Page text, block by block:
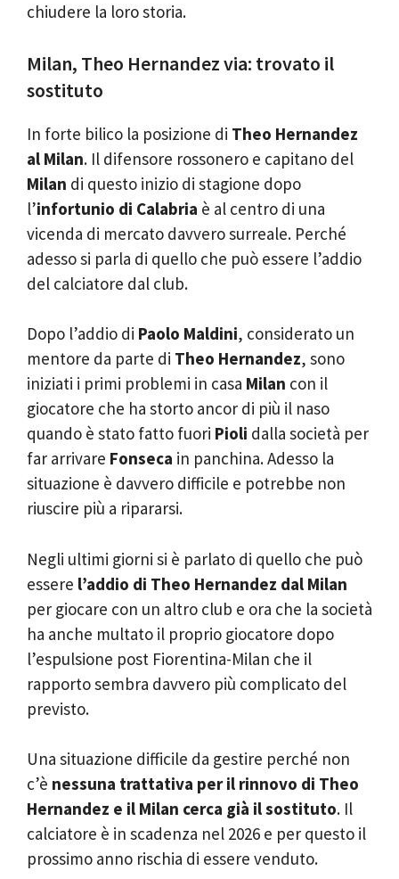
chiudere la loro storia.
Milan, Theo Hernandez via: trovato il
sostituto
In forte bilico la posizione di Theo Hernandez
al Milan. Il difensore rossonero e capitano del
Milan di questo inizio di stagione dopo
l’infortunio di Calabria è al centro di una
vicenda di mercato davvero surreale. Perché
adesso si parla di quello che può essere l’addio
del calciatore dal club.
Dopo l’addio di Paolo Maldini, considerato un
mentore da parte di Theo Hernandez, sono
iniziati i primi problemi in casa Milan con il
giocatore che ha storto ancor di più il naso
quando è stato fatto fuori Pioli dalla società per
far arrivare Fonseca in panchina. Adesso la
situazione è davvero difficile e potrebbe non
riuscire più a ripararsi.
Negli ultimi giorni si è parlato di quello che può
essere l’addio di Theo Hernandez dal Milan
per giocare con un altro club e ora che la società
ha anche multato il proprio giocatore dopo
l’espulsione post Fiorentina-Milan che il
rapporto sembra davvero più complicato del
previsto.
Una situazione difficile da gestire perché non
c’è nessuna trattativa per il rinnovo di Theo
Hernandez e il Milan cerca già il sostituto. Il
calciatore è in scadenza nel 2026 e per questo il
prossimo anno rischia di essere venduto.